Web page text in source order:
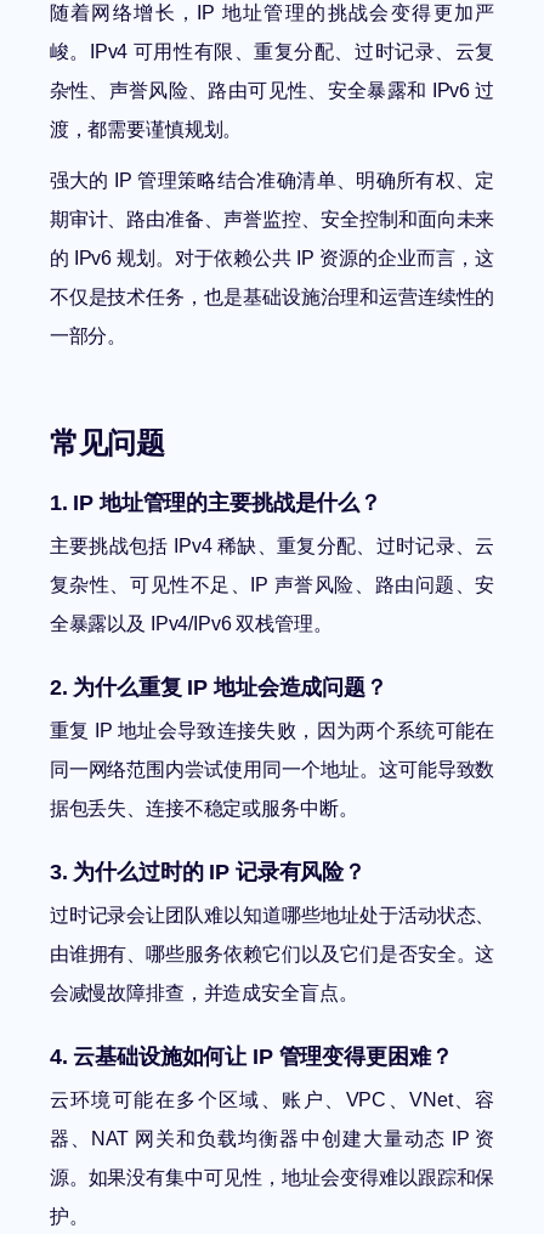
随着网络增长，IP 地址管理的挑战会变得更加严
峻。IPv4 可用性有限、重复分配、过时记录、云复
杂性、声誉风险、路由可见性、安全暴露和 IPv6 过
渡，都需要谨慎规划。
强大的 IP 管理策略结合准确清单、明确所有权、定
期审计、路由准备、声誉监控、安全控制和面向未来
的 IPv6 规划。对于依赖公共 IP 资源的企业而言，这
不仅是技术任务，也是基础设施治理和运营连续性的
一部分。
常见问题
1. IP 地址管理的主要挑战是什么？
主要挑战包括 IPv4 稀缺、重复分配、过时记录、云
复杂性、可见性不足、IP 声誉风险、路由问题、安
全暴露以及 IPv4/IPv6 双栈管理。
2. 为什么重复 IP 地址会造成问题？
重复 IP 地址会导致连接失败，因为两个系统可能在
同一网络范围内尝试使用同一个地址。这可能导致数
据包丢失、连接不稳定或服务中断。
3. 为什么过时的 IP 记录有风险？
过时记录会让团队难以知道哪些地址处于活动状态、
由谁拥有、哪些服务依赖它们以及它们是否安全。这
会减慢故障排查，并造成安全盲点。
4. 云基础设施如何让 IP 管理变得更困难？
云环境可能在多个区域、账户、VPC、VNet、容
器、NAT 网关和负载均衡器中创建大量动态 IP 资
源。如果没有集中可见性，地址会变得难以跟踪和保
护。